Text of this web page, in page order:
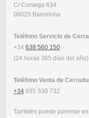
C/ Corsega 634
08025 Barcelona
Teléfono Servicio de
+34 638 560 150
(24 horas 365 días del año)
Teléfono Venta de
+34935 330 732
También puede ponerse